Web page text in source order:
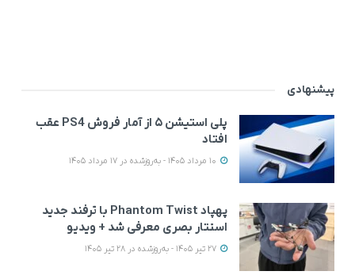
پیشنهادی
پلی استیشن ۵ از آمار فروش PS4 عقب
افتاد
پهپاد Phantom Twist با ترفند جدید
استتار بصری معرفی شد + ویدیو